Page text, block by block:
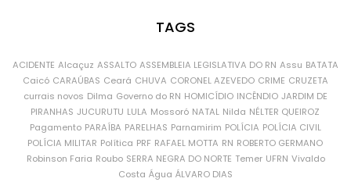
TAGS
ACIDENTE Alcaçuz ASSALTO ASSEMBLEIA LEGISLATIVA DO RN Assu BATATA
Caicó CARAÚBAS Ceará CHUVA CORONEL AZEVEDO CRIME CRUZETA
currais novos Dilma Governo do RN HOMICÍDIO INCÊNDIO JARDIM DE
PIRANHAS JUCURUTU LULA Mossoró NATAL Nilda NÉLTER QUEIROZ
Pagamento PARAÍBA PARELHAS Parnamirim POLÍCIA POLÍCIA CIVIL
POLÍCIA MILITAR Política PRF RAFAEL MOTTA RN ROBERTO GERMANO
Robinson Faria Roubo SERRA NEGRA DO NORTE Temer UFRN Vivaldo
Costa Água ÁLVARO DIAS